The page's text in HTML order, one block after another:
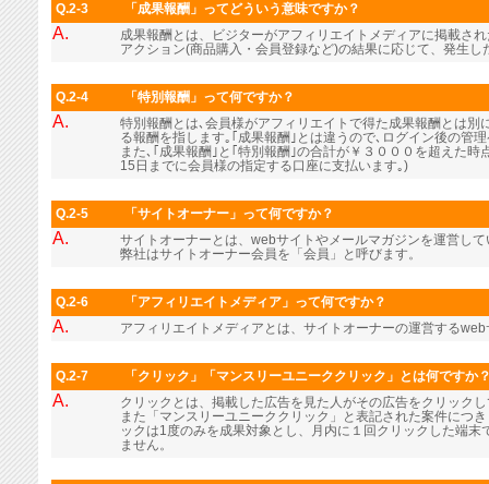
Q.2-3 「成果報酬」ってどういう意味ですか？
A.
成果報酬とは、ビジターがアフィリエイトメディアに掲載さ
アクション(商品購入・会員登録など)の結果に応じて、発生し
Q.2-4 「特別報酬」って何ですか？
A.
特別報酬とは､会員様がアフィリエイトで得た成果報酬とは
る報酬を指します｡｢成果報酬｣とは違うので､ログイン後の管
また､｢成果報酬｣と｢特別報酬｣の合計が￥３０００を超えた
15日までに会員様の指定する口座に支払います｡)
Q.2-5 「サイトオーナー」って何ですか？
A.
サイトオーナーとは、webサイトやメールマガジンを運営し
弊社はサイトオーナー会員を「会員」と呼びます。
Q.2-6 「アフィリエイトメディア」って何ですか？
A. アフィリエイトメディアとは、サイトオーナーの運営する
Q.2-7 「クリック」「マンスリーユニーククリック」とは何ですか
A.
クリックとは、掲載した広告を見た人がその広告をクリック
また「マンスリーユニーククリック」と表記された案件につ
ックは1度のみを成果対象とし、月内に１回クリックした端
ません。